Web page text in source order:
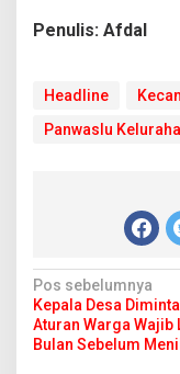
Penulis: Afdal
Headline
Panwaslu
N
a
v
Pos sebelumnya
Kepala Desa
Aturan Warga Wajib
Bulan Sebelum